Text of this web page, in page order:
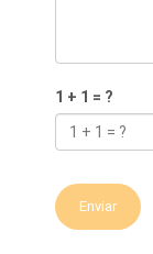
1 + 1 = ?
Enviar